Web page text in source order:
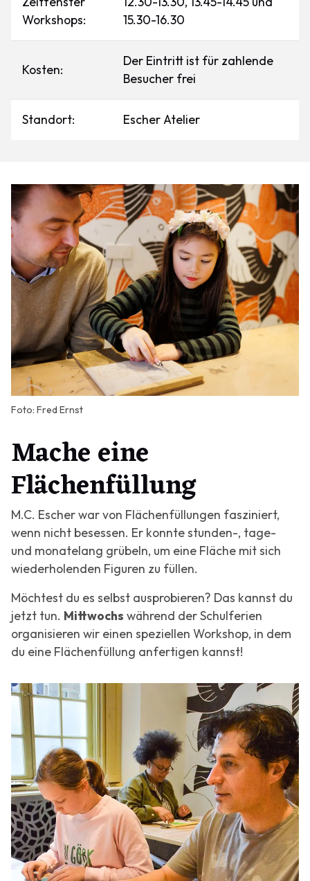
Workshops:
15.30-16.30
Kosten:
Der Eintritt ist für zahlende
Besucher frei
Standort: Escher Atelier
Foto: Fred Ernst
Mache eine
Flächenfüllung
M.C. Escher war von Flächenfüllungen fasziniert,
wenn nicht besessen. Er konnte stunden-, tage-
und monatelang grübeln, um eine Fläche mit sich
wiederholenden Figuren zu füllen.
Möchtest du es selbst ausprobieren? Das kannst du
jetzt tun. Mittwochs während der Schulferien
organisieren wir einen speziellen Workshop, in dem
du eine Flächenfüllung anfertigen kannst!